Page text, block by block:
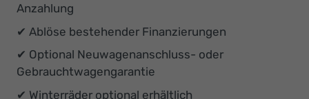
Anzahlung
✔ Ablöse bestehender Finanzierungen
✔ Optional Neuwagenanschluss- oder
Gebrauchtwagengarantie
✔ Winterräder optional erhältlich